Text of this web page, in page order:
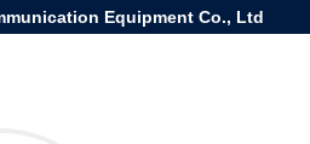
Equipment Co., Ltd